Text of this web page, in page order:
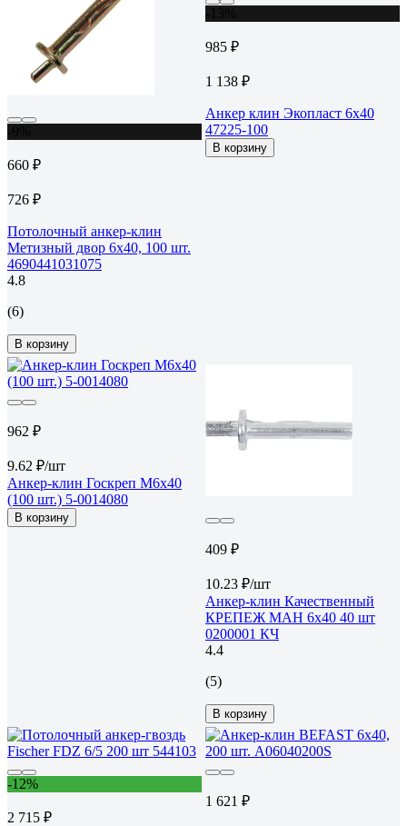
660 ₽
726 ₽
Потолочный анкер-клин
Метизный двор 6х40, 100 шт.
4690441031075
4.8
(6)
В корзину
985 ₽
1 138 ₽
Анкер клин Экопласт 6х40
47225-100
В корзину
962 ₽
9.62 ₽/шт
Анкер-клин Госкреп М6x40
(100 шт.) 5-0014080
В корзину
409 ₽
10.23 ₽/шт
Анкер-клин Качественный
КРЕПЕЖ МАН 6х40 40 шт
0200001 КЧ
4.4
(5)
В корзину
-12%
2 715 ₽
1 621 ₽